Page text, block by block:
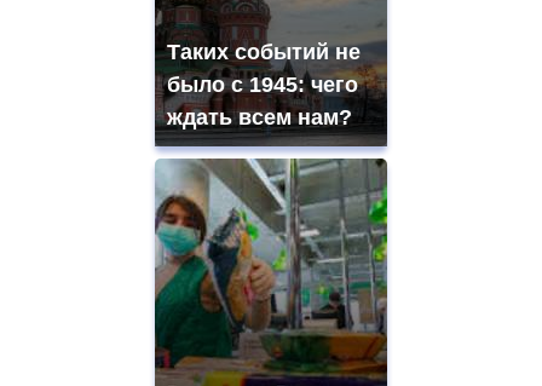
Таких событий не
было с 1945: чего
ждать всем нам?